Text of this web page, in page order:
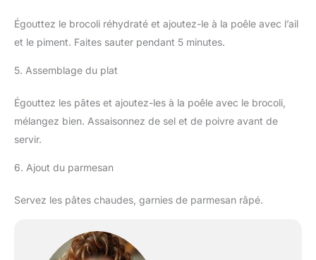
Égouttez le brocoli réhydraté et ajoutez-le à la poêle avec l’ail
et le piment. Faites sauter pendant 5 minutes.
5. Assemblage du plat
Égouttez les pâtes et ajoutez-les à la poêle avec le brocoli,
mélangez bien. Assaisonnez de sel et de poivre avant de
servir.
6. Ajout du parmesan
Servez les pâtes chaudes, garnies de parmesan râpé.